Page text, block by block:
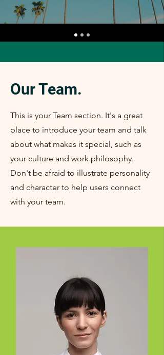
Our Team.
This is your Team section. It's a great
place to introduce your team and talk
about what makes it special, such as
your culture and work philosophy.
Don't be afraid to illustrate personality
and character to help users connect
with your team.